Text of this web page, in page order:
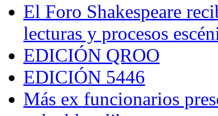
El Foro Shakespeare
lecturas y procesos
EDICIÓN QROO
EDICIÓN 5446
Más ex funcionarios